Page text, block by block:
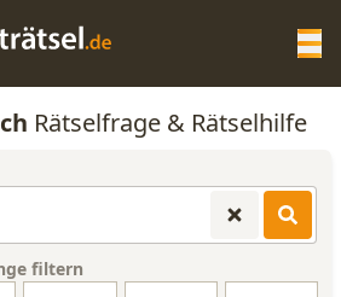
HILFE
Rätselfrage & Rätselhilfe
filtern